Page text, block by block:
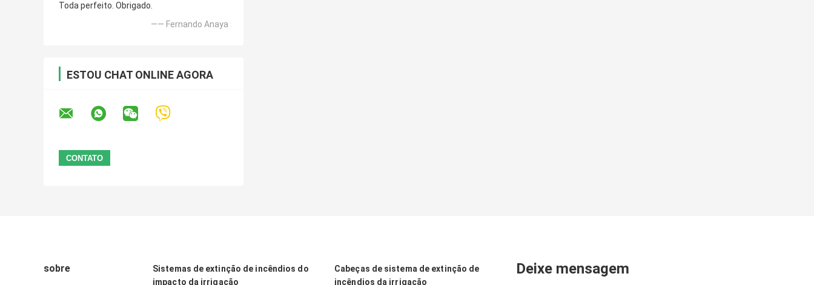
Toda perfeito. Obrigado.
—— Fernando Anaya
ESTOU CHAT ONLINE AGORA
sobre
Sistemas de extinção de incêndios do
impacto da irrigação
Cabeças de sistema de extinção de
incêndios da irrigação
Deixe mensagem